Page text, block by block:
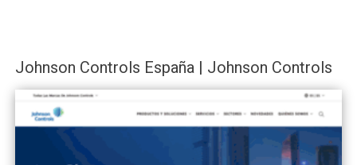
Johnson Controls España | Johnson Controls